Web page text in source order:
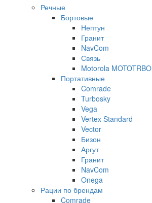
Речные
Бортовые
Нептун
Гранит
NavCom
Связь
Motorola MOTOTRBO
Портативные
Comrade
Turbosky
Vega
Vertex Standard
Vector
Бизон
Аргут
Гранит
NavCom
Onega
Рации по брендам
Comrade